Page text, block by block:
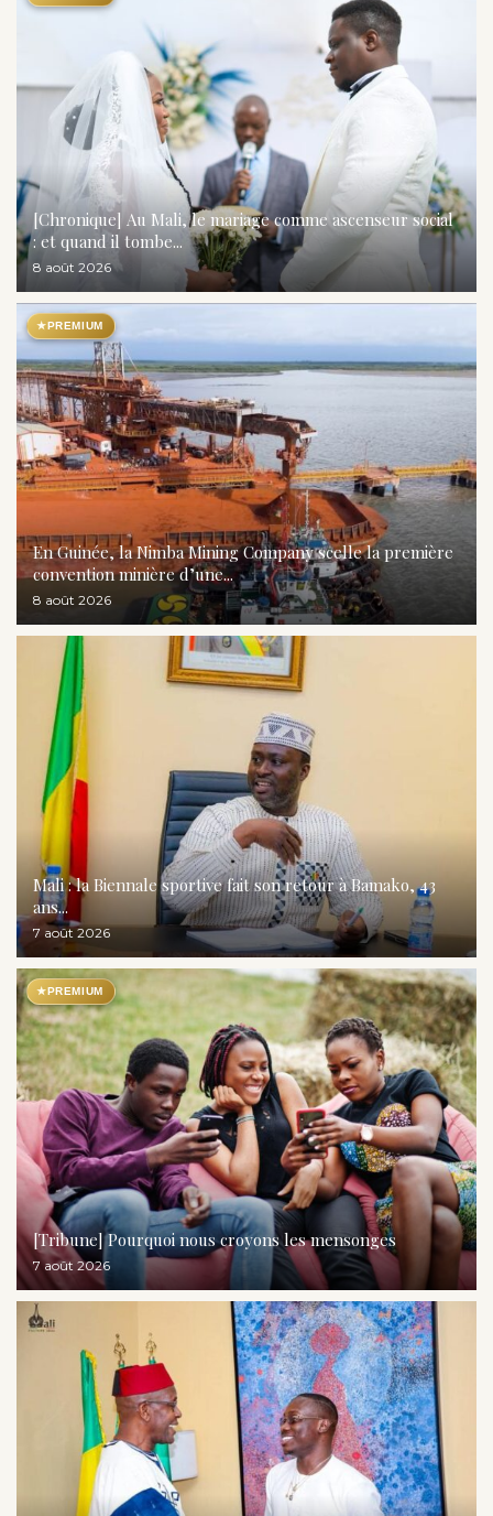
[Chronique] Au Mali, le mariage comme ascenseur social
: et quand il tombe...
8 août 2026
★PREMIUM
En Guinée, la Nimba Mining Company scelle la première
convention minière d’une...
8 août 2026
Mali : la Biennale sportive fait son retour à Bamako, 43
ans...
7 août 2026
★PREMIUM
[Tribune] Pourquoi nous croyons les mensonges
7 août 2026